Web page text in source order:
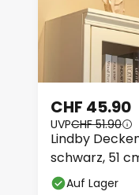
Lindby
schwarz, 51
CHF 45.90
UVPCHF 51.90
Auf Lager